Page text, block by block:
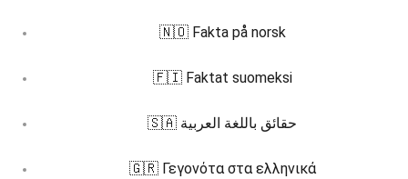
🇳🇴 Fakta på norsk
🇫🇮 Faktat suomeksi
🇸🇦 حقائق باللغة العربية
🇬🇷 Γεγονότα στα ελληνικά